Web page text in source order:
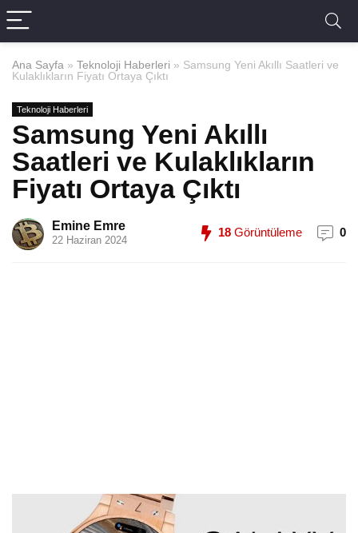
Ana Sayfa » Teknoloji Haberleri » Samsung Yeni Akıllı Saatleri ve
Kulaklıkların Fiyatı Ortaya Çıktı
Teknoloji Haberleri
Samsung Yeni Akıllı
Saatleri ve Kulaklıkların
Fiyatı Ortaya Çıktı
Emine Emre
22 Haziran 2024
18 Görüntüleme 0